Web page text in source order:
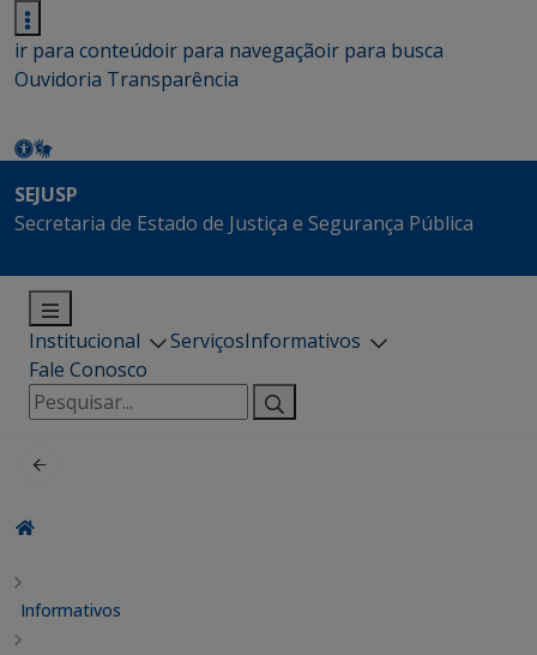
ir para conteúdoir para navegaçãoir para busca
Ouvidoria Transparência
SEJUSP
Secretaria de Estado de Justiça e Segurança Pública
Institucional ServiçosInformativos
Fale Conosco
Pesquisar
por:
Informativos